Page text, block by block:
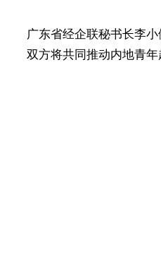
广东省经企联秘书长李
双方将共同推动内地青